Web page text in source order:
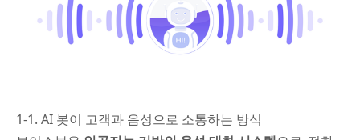
1-1. AI 봇이 고객과 음성으로 소통하는 방식